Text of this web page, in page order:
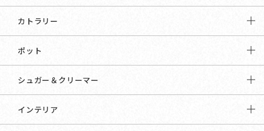
カトラリー
ポット
シュガー＆クリーマー
インテリア